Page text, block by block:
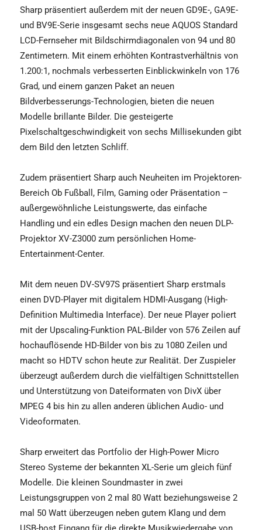
Sharp präsentiert außerdem mit der neuen GD9E-, GA9E-
und BV9E-Serie insgesamt sechs neue AQUOS Standard
LCD-Fernseher mit Bildschirmdiagonalen von 94 und 80
Zentimetern. Mit einem erhöhten Kontrastverhältnis von
1.200:1, nochmals verbesserten Einblickwinkeln von 176
Grad, und einem ganzen Paket an neuen
Bildverbesserungs-Technologien, bieten die neuen
Modelle brillante Bilder. Die gesteigerte
Pixelschaltgeschwindigkeit von sechs Millisekunden gibt
dem Bild den letzten Schliff.
Zudem präsentiert Sharp auch Neuheiten im Projektoren-
Bereich Ob Fußball, Film, Gaming oder Präsentation –
außergewöhnliche Leistungswerte, das einfache
Handling und ein edles Design machen den neuen DLP-
Projektor XV-Z3000 zum persönlichen Home-
Entertainment-Center.
Mit dem neuen DV-SV97S präsentiert Sharp erstmals
einen DVD-Player mit digitalem HDMI-Ausgang (High-
Definition Multimedia Interface). Der neue Player poliert
mit der Upscaling-Funktion PAL-Bilder von 576 Zeilen auf
hochauflösende HD-Bilder von bis zu 1080 Zeilen und
macht so HDTV schon heute zur Realität. Der Zuspieler
überzeugt außerdem durch die vielfältigen Schnittstellen
und Unterstützung von Dateiformaten von DivX über
MPEG 4 bis hin zu allen anderen üblichen Audio- und
Videoformaten.
Sharp erweitert das Portfolio der High-Power Micro
Stereo Systeme der bekannten XL-Serie um gleich fünf
Modelle. Die kleinen Soundmaster in zwei
Leistungsgruppen von 2 mal 80 Watt beziehungsweise 2
mal 50 Watt überzeugen neben gutem Klang und dem